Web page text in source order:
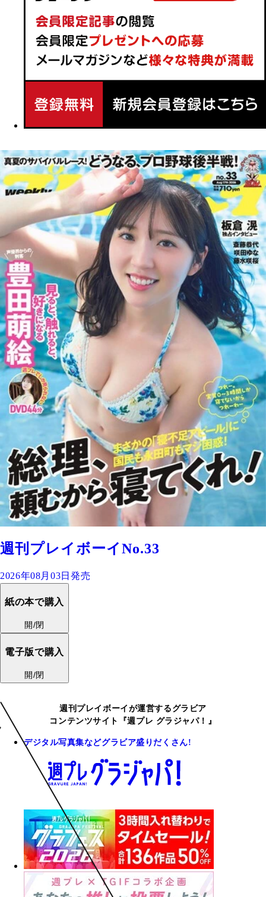
週刊プレイボーイNo.33
2026年08月03日発売
紙の本で購入
開/閉
電子版で購入
開/閉
週刊プレイボーイが運営するグラビア
コンテンツサイト『週プレ グラジャパ！』
デジタル写真集などグラビア盛りだくさん!